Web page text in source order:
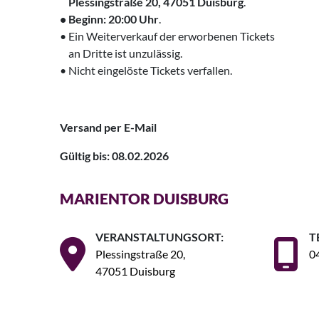
• Beginn: 20:00 Uhr.
• Ein Weiterverkauf der erworbenen Tickets
‌ an Dritte ist unzulässig.
• Nicht eingelöste Tickets verfallen.
Versand per E-Mail
Gültig bis: 08.02.2026
MARIENTOR DUISBURG
VERANSTALTUNGSORT:
Plessingstraße 20,
47051 Duisburg